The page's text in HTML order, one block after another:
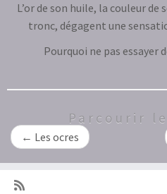
L’or de son huile, la couleur
tronc, dégagent une
Pourquoi ne pas essayer
Parcourir
← Les ocres